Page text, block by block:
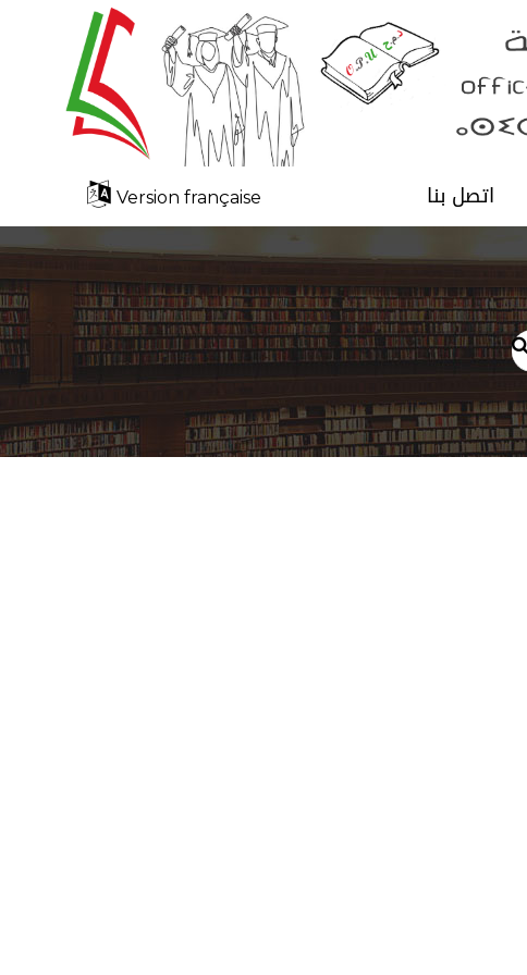
اتصل بنا Version française